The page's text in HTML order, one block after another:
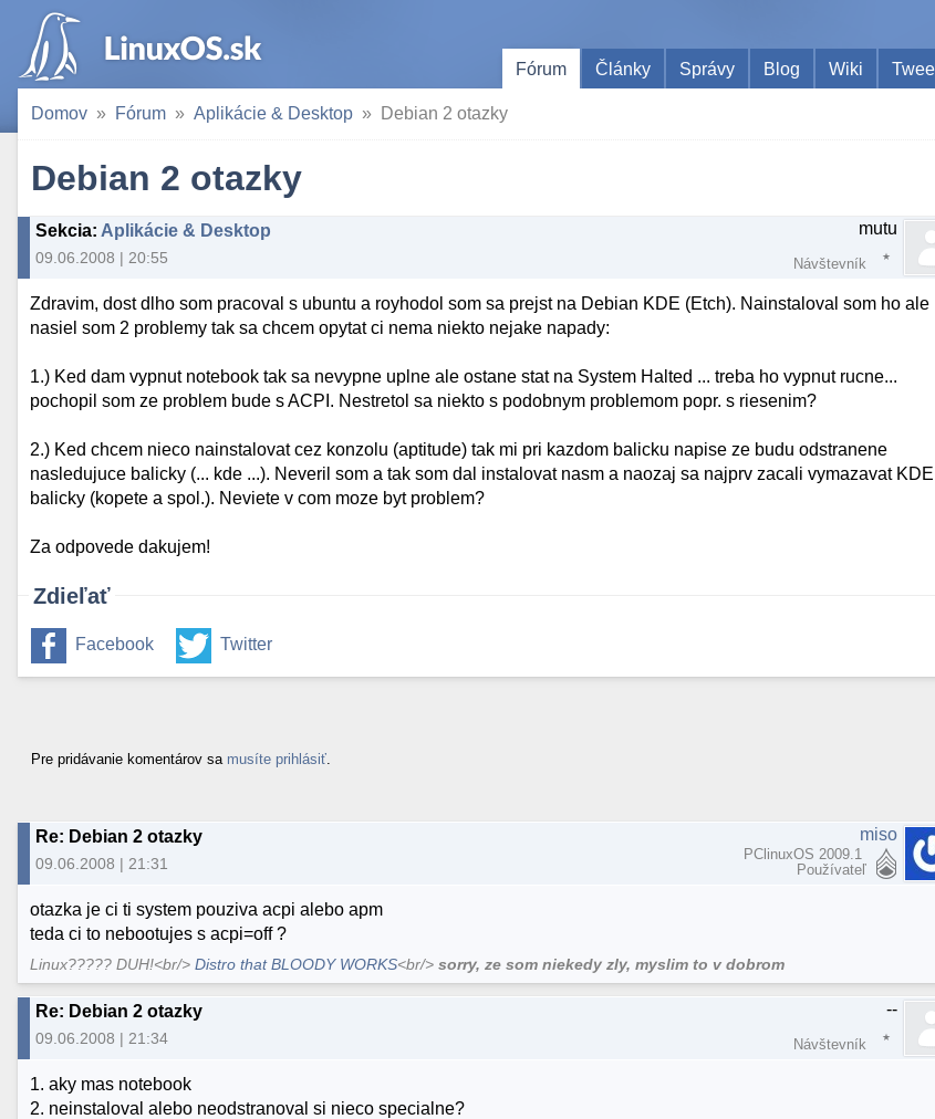
Fórum
Články Správy Blog Wiki
Domov Fórum Aplikácie & Desktop Debian 2 otazky
Debian 2 otazky
Sekcia: Aplikácie & Desktop
09.06.2008 | 20:55
mutu
Návštevník
Zdravim, dost dlho som pracoval s ubuntu a royhodol som sa prejst na Debian KDE (Etch). Nainstaloval som ho ale
nasiel som 2 problemy tak sa chcem opytat ci nema niekto nejake napady:
1.) Ked dam vypnut notebook tak sa nevypne uplne ale ostane stat na System Halted ... treba ho vypnut rucne...
pochopil som ze problem bude s ACPI. Nestretol sa niekto s podobnym problemom popr. s riesenim?
2.) Ked chcem nieco nainstalovat cez konzolu (aptitude) tak mi pri kazdom balicku napise ze budu odstranene
nasledujuce balicky (... kde ...). Neveril som a tak som dal instalovat nasm a naozaj sa najprv zacali vymazavat KDE
balicky (kopete a spol.). Neviete v com moze byt problem?
Za odpovede dakujem!
Zdieľať
Facebook Twitter
Pre pridávanie komentárov sa musíte prihlásiť
Re: Debian 2 otazky
09.06.2008 | 21:31
miso
PClinuxOS 2009.1
Používateľ
otazka je ci ti system pouziva acpi alebo apm
teda ci to nebootujes s acpi=off ?
Linux????? DUH!<br/>Distro that BLOODY WORKS<br/>sorry, ze som niekedy zly, myslim to v dobrom
Re: Debian 2 otazky
09.06.2008 | 21:34
--
Návštevník
1. aky mas notebook
2. neinstaloval alebo neodstranoval si nieco specialne?